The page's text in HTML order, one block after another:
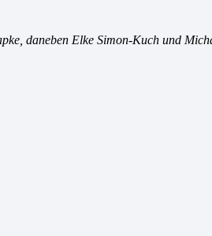
daneben Elke Simon-Kuch und